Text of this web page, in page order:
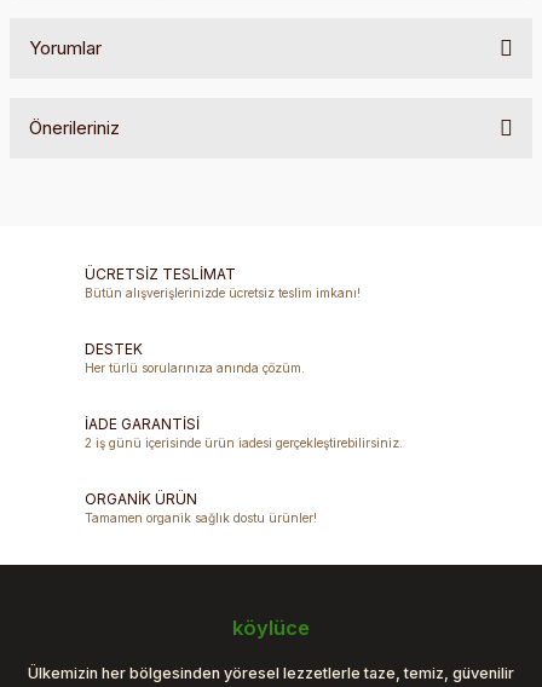
Yorumlar
Önerileriniz
Ürün açıklamasında eksik bilgiler bulunuyor.
Ürün fiyatı diğer sitelerden daha pahalı.
Bu ürüne benzer farklı alternatifler olmalı.
ÜCRETSİZ TESLİMAT
Bütün alışverişlerinizde ücretsiz teslim imkanı!
DESTEK
Her türlü sorularınıza anında çözüm.
İADE GARANTİSİ
2 iş günü içerisinde ürün iadesi gerçekleştirebilirsiniz.
ORGANİK ÜRÜN
Tamamen organik sağlık dostu ürünler!
köylüce
Ülkemizin her bölgesinden yöresel lezzetlerle taze, temiz, güvenilir